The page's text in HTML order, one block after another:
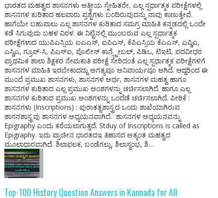
ಭಾರತದ ಮಹತ್ವದ ಶಾಸನಗಳು ಆತ್ಮೀಯ ಸ್ನೇಹಿತರೇ, ಎಲ್ಲ ಸ್ಪರ್ಧಾತ್ಮಕ ಪರೀಕ್ಷೆಗಳಲ್ಲಿ
ಶಾಸನಗಳ ಕುರಿತಾದ ಹಲವಾರು ಪ್ರಶ್ನೆಗಳು ಬಂದಿರುವುದನ್ನು ನಾವು ಕಾಣುತ್ತೇವೆ.
ಹಾಗೆಯೇ ಬಹುಪಾಲು ಎಲ್ಲ ಶಾಸನಗಳ ಕುರಿತಾದ ಸಮಗ್ರ ಮಾಹಿತಿ ಕನ್ನಡದಲ್ಲಿ ಒಂದೇ
ಕಡೆ ಸಿಗುವುದು ಬಹಳ ವಿರಳ. ಈ ನಿಟ್ಟಿನಲ್ಲಿ ಮುಂಬರುವ ಎಲ್ಲ ಸ್ಪರ್ಧಾತ್ಮಕ
ಪರೀಕ್ಷೆಗಳಾದ ಯುಪಿಎಸ್ಸಿಯ ಐಎಎಸ್, ಐಪಿಎಸ್, ಕೆಪಿಎಸ್ಸಿಯ ಕೆಎಎಸ್, ಎಪ್ಡಿಎ,
ಎಸ್ಡಿಎ, ಗ್ರೂಪ್-ಸಿ, ಪಿಎಸ್ಐ, ಪೊಲೀಸ್ ಕಾನ್ಸ್ಟೇಬಲ್, ಪಿಡಿಒ, ಟಿಇಟಿ, ಪದವೀಧರ
ಪ್ರಾಥಮಿಕ ಶಾಲಾ ಶಿಕ್ಷಕರ ನೇಮಕಾತಿ ಪರೀಕ್ಷೆ ಸೇರಿದಂತೆ ಎಲ್ಲ ಸ್ಪರ್ಧಾತ್ಮಕ ಪರೀಕ್ಷೆಗಳಿಗೆ
ಶಾಸನಗಳ ಮಾಹಿತಿ ಇರಬೇಕಾದದ್ದು ಅಗತ್ಯವೂ ಅನಿವಾರ್ಯವೂ ಆಗಿದೆ. ಆದ್ದರಿಂದ ಈ
ಮುಂದೆ ಪ್ರಮುಖ ಶಾಸನಗಳು, ಶಾಸನಗಳ ಅರ್ಥ, ಶಾಸನಗಳ ಮಹತ್ವ ಹಾಗೂ
ಶಾಸನಗಳ ಕುರಿತಾದ ಎಲ್ಲ ಪ್ರಮುಖ ಅಂಶಗಳನ್ನು ಚರ್ಚಿಸಲಾಗಿದೆ. ಹಾಗೂ ಎಲ್ಲ
ಶಾಸನಗಳ ಕುರಿತಾದ ಪ್ರಮುಖ ಅಂಶಗಳನ್ನು ಒಂದೆಡೆ ಚರ್ಚಿಸಲಾಗಿದೆ‌. ಪೀಠಿಕೆ :
ಶಾಸನಗಳು (Inscriptions) : ಪುರಾತತ್ವಶಾಸ್ತ್ರದ ಒಂದು ಶಾಖೆಯಾಗಿರುವ
ಶಾಸನಶಾಸ್ತ್ರವು ಶಾಸನಗಳ ಅಧ್ಯಯನವಾಗಿದೆ. ಶಾಸನಗಳ ಅಧ್ಯಯನವನ್ನು
Epigraphy ಎಂದು ಕರೆಯಲಾಗುತ್ತದೆ. Stduy of Inscriptions is called as
Epigraphy. ಇದು ಪ್ರಾಚೀನ ಭಾರತದಇ ತಿಹಾಸದ ಅತ್ಯಂತ ಮಹತ್ವದ
ಮೂಲಾಧಾರವಾಗಿದೆ. ಶಿಲಾಫಲಕ, ಬಂಡೆಗಲ್ಲು, ಶಿಲಾಸ್ಥಂಭ, ಶಿ...
Top-100 History Question Answers in Kannada for All